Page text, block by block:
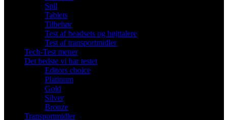
Spil
Tablets
Tilbehør
Test af headsets og højttalere
Test af transportmidler
Tech-Test mener
Det bedste vi har testet
Editors choice
Platinum
Gold
Silver
Bronze
Transportmidler